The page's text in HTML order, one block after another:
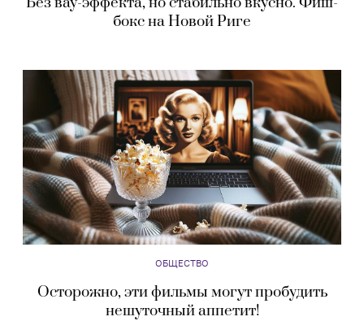
бокс на Новой Риге
ОБЩЕСТВО
Осторожно, эти фильмы могут пробудить
нешуточный аппетит!